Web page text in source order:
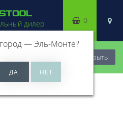
купить! Закрыть
дилер
—Эль-Монте?
0
устройства